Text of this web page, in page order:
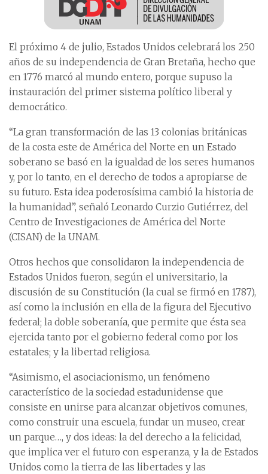
El próximo 4 de julio, Estados Unidos celebrará los 250
años de su independencia de Gran Bretaña, hecho que
en 1776 marcó al mundo entero, porque supuso la
instauración del primer sistema político liberal y
democrático.
“La gran transformación de las 13 colonias británicas
de la costa este de América del Norte en un Estado
soberano se basó en la igualdad de los seres humanos
y, por lo tanto, en el derecho de todos a apropiarse de
su futuro. Esta idea poderosísima cambió la historia de
la humanidad”, señaló Leonardo Curzio Gutiérrez, del
Centro de Investigaciones de América del Norte
(CISAN) de la UNAM.
Otros hechos que consolidaron la independencia de
Estados Unidos fueron, según el universitario, la
discusión de su Constitución (la cual se firmó en 1787),
así como la inclusión en ella de la figura del Ejecutivo
federal; la doble soberanía, que permite que ésta sea
ejercida tanto por el gobierno federal como por los
estatales; y la libertad religiosa.
“Asimismo, el asociacionismo, un fenómeno
característico de la sociedad estadunidense que
consiste en unirse para alcanzar objetivos comunes,
como construir una escuela, fundar un museo, crear
un parque…, y dos ideas: la del derecho a la felicidad,
que implica ver el futuro con esperanza, y la de Estados
Unidos como la tierra de las libertades y las